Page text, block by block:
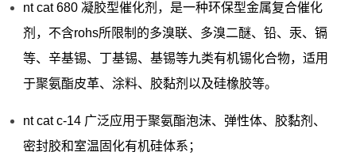
nt cat 680 凝胶型催化剂，是一种环保型金属复合催化
剂，不含rohs所限制的多溴联、多溴二醚、铅、汞、镉
等、辛基锡、丁基锡、基锡等九类有机锡化合物，适用
于聚氨酯皮革、涂料、胶黏剂以及硅橡胶等。
nt cat c-14 广泛应用于聚氨酯泡沫、弹性体、胶黏剂、
密封胶和室温固化有机硅体系；